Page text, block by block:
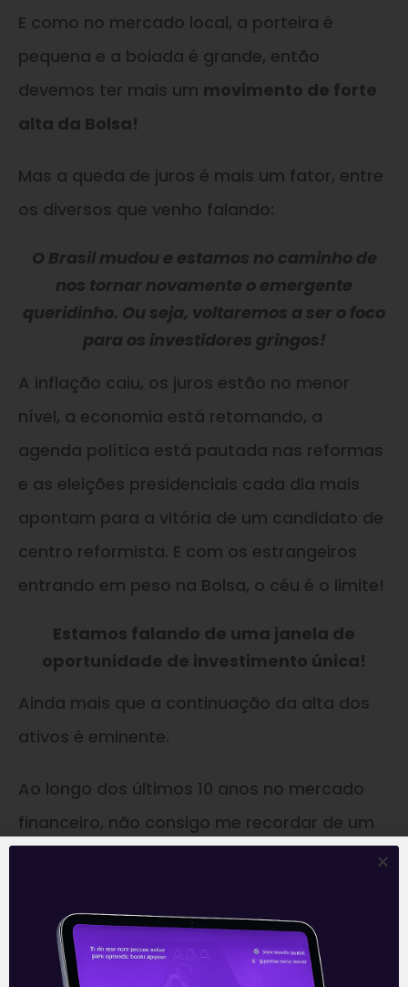
E como no mercado local, a porteira é
pequena e a boiada é grande, então
devemos ter mais um movimento de forte
alta da Bolsa!
Mas a queda de juros é mais um fator, entre
os diversos que venho falando:
O Brasil mudou e estamos no caminho de
nos tornar novamente o emergente
queridinho. Ou seja, voltaremos a ser o foco
para os investidores gringos!
A inflação caiu, os juros estão no menor
nível, a economia está retomando, a
agenda política está pautada nas reformas
e as eleições presidenciais cada dia mais
apontam para a vitória de um candidato de
centro reformista. E com os estrangeiros
entrando em peso na Bolsa, o céu é o limite!
Estamos falando de uma janela de
oportunidade de investimento única!
Ainda mais que a continuação da alta dos
ativos é eminente.
Ao longo dos últimos 10 anos no mercado
financeiro, não consigo me recordar de um
momento em que as variáveis econômicas,
estivesse tão alinhado para o ponto correto.
Essa é a hora certa para investir. Conte com